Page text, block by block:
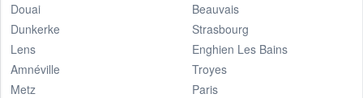
Douai
Dunkerke
Lens
Amnéville
Metz
Beauvais
Strasbourg
Enghien Les Bains
Troyes
Paris